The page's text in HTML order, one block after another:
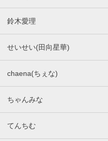
鈴木愛理
せいせい(田向星華)
chaena(ちぇな)
ちゃんみな
てんちむ